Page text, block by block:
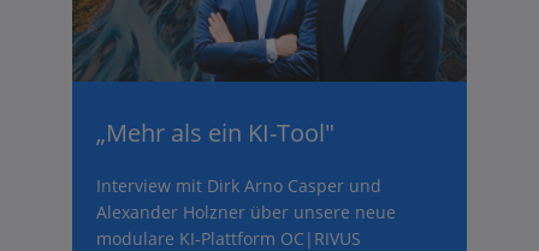
„Mehr als ein KI-Tool"
Interview mit Dirk Arno Casper und
Alexander Holzner über unsere neue
modulare KI-Plattform OC|RIVUS